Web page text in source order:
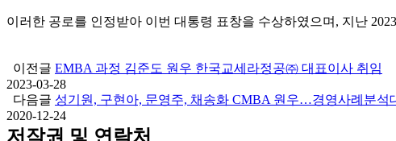
이러한 공로를 인정받아 이번 대통령 표창을 수상하였으며, 지난
이전글 EMBA 과정 김준도 원우 한국교세라정공㈜ 대표이사 취임
2023-03-28
다음글 성기원, 구현아, 문영주, 채송화 CMBA 원우…경영사례분석
2020-12-24
저작권 및 연락처